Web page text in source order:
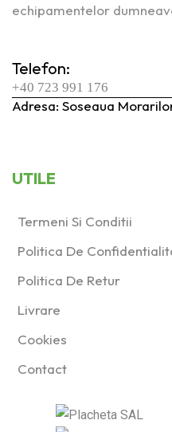
echipamentelor
Telefon:
+40 723 991 176
Adresa: Soseaua
UTILE
Termeni Si Conditii
Politica De
Politica De Retur
Livrare
Cookies
Contact